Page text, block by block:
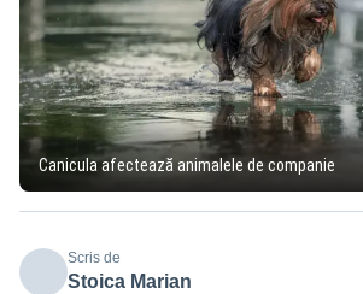
Canicula afectează animalele de companie
Scris de
Stoica Marian